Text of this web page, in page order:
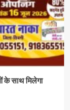
के साथ मिलेगा